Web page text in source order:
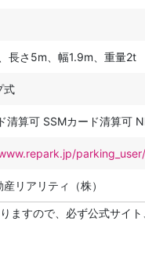
長さ5m、幅1.9m、重量2t
式
清算可 SSMカード清算可
リアリティ（株）
ますので、必ず公式サイ